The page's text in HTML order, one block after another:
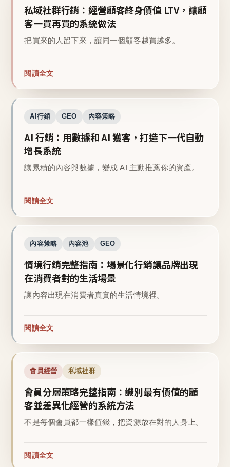
私域社群行銷：經營顧客終身價值 LTV，讓顧
客一買再買的系統做法
把買來的人留下來，讓同一個顧客越買越多。
閱讀全文
AI行銷 GEO 內容策略
AI 行銷：用數據和 AI 獲客，打造下一代自動
增長系統
讓累積的內容與數據，變成 AI 主動推薦你的資產。
閱讀全文
內容策略 內容池 GEO
情境行銷完整指南：場景化行銷讓品牌出現
在消費者對的生活場景
讓內容出現在消費者真實的生活情境裡。
閱讀全文
會員經營 私域社群
會員分層策略完整指南：識別最有價值的顧
客並差異化經營的系統方法
不是每個會員都一樣值錢，把資源放在對的人身上。
閱讀全文